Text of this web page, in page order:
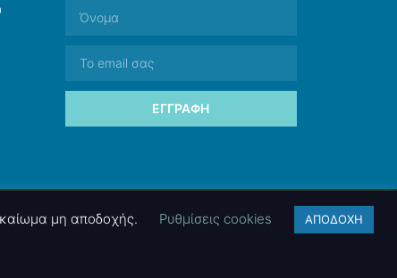
ΕΓΓΡΑΦΉ
μη αποδοχής. Ρυθμίσεις cookies ΑΠΟΔΟΧΗ